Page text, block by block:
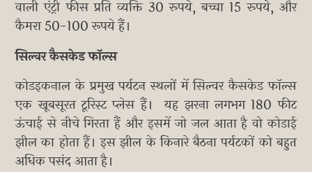
वाली एंट्री फीस प्रति व्यक्ति 30 रूपये, बच्चा 15 रूपये, और
कैमरा 50-100 रूपये हैं।
सिल्वर कैसकेड फॉल्स
कोडइकनाल के प्रमुख पर्यटन स्थलों में सिल्वर कैसकेड फॉल्स
एक खूबसूरत टूरिस्ट प्लेस हैं। यह झरना लगभग 180 फीट
ऊंचाई से नीचे गिरता हैं और इसमें जो जल आता है वो कोडाई
झील का होता हैं। इस झील के किनारे बैठना पर्यटकों को बहुत
अधिक पसंद आता है।